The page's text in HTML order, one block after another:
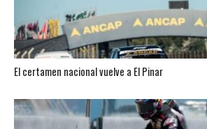
El certamen nacional vuelve a El Pinar